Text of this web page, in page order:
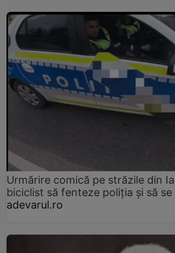
Urmărire comică pe străzile din
biciclist să fenteze poliția și să
adevarul.ro